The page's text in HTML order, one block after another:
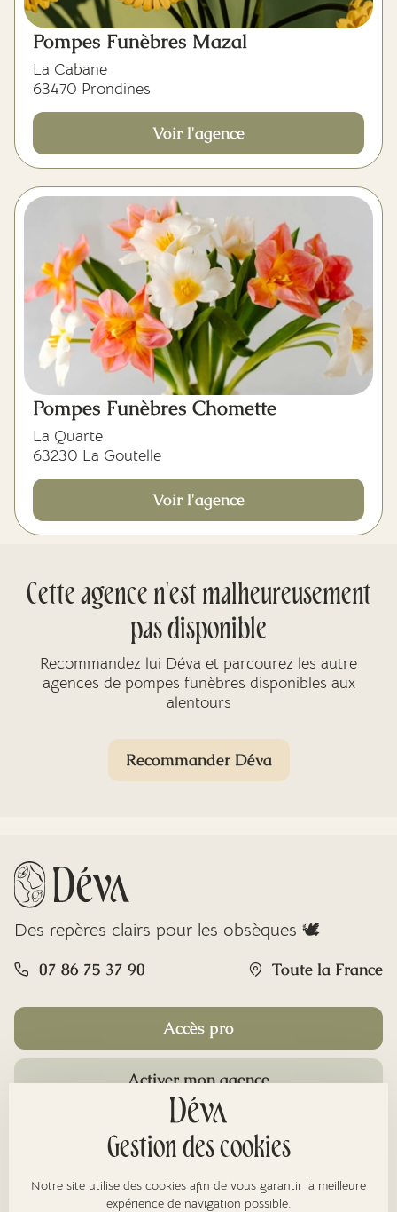
Pompes Funèbres Mazal
La Cabane
63470 Prondines
Voir l'agence
Pompes Funèbres Chomette
La Quarte
63230 La Goutelle
Voir l'agence
Cette agence n'est malheureusement
pas disponible
Recommandez lui Déva et parcourez les autre
agences de pompes funèbres disponibles aux
alentours
Recommander Déva
Des repères clairs pour les obsèques 🕊️
07 86 75 37 90 Toute la France
Accès pro
Activer mon agence
Gestion des cookies
Notre site utilise des cookies afin de vous garantir la meilleure
expérience de navigation possible.